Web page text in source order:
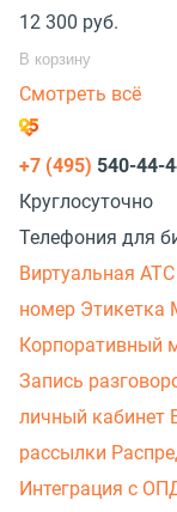
12 300 руб.
В корзину
Смотреть всё
+7 (495) 540-44-
Круглосуточно
Телефония для
Виртуальная АТС
номер Этикетка
Корпоративный
Запись
личный кабинет
рассылки
Интеграция с